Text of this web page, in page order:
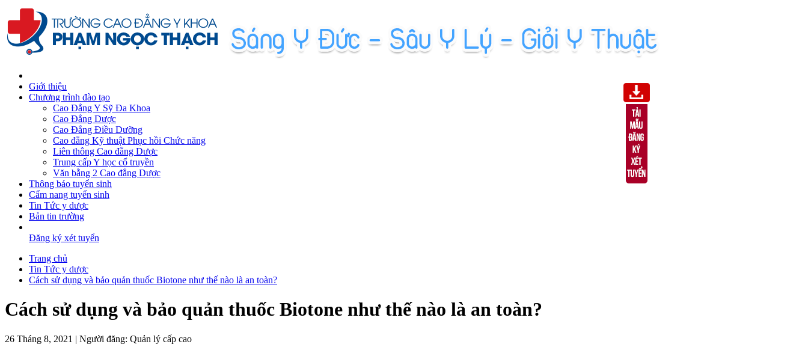
Giới thiệu
Chương trình đào tạo
Cao Đẳng Y Sỹ Đa Khoa
Cao Đẳng Dược
Cao Đẳng Điều Dưỡng
Cao đẳng Kỹ thuật Phục hồi Chức năng
Liên thông Cao đẳng Dược
Trung cấp Y học cổ truyền
Văn bằng 2 Cao đẳng Dược
Thông báo tuyển sinh
Cẩm nang tuyển sinh
Tin Tức y dược
Bản tin trường
Đăng ký xét tuyển
Trang chủ
Tin Tức y dược
Cách sử dụng và bảo quản thuốc Biotone như thế nào là an toàn?
Cách sử dụng và bảo quản thuốc Biotone như thế nào là an toàn?
26 Tháng 8, 2021 | Người đăng: Quản lý cấp cao